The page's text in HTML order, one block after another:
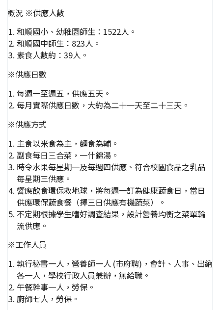
概況 ※供應人數
和順國小、幼稚園師生：1522人。
和順國中師生：823人。
素食人數約：39人。
※供應日數
每週一至週五，供應五天。
每月實際供應日數，大約為二十一天至二十三天。
※供應方式
主食以米食為主，麵食為輔。
副食每日三合菜，一什錦湯。
時令水果每星期一及每週四供應、符合校園食品之乳品
每星期三供應。
響應飲食環保救地球，將每週一訂為健康蔬食日，當日
供應環保蔬食餐（擇三日供應有機蔬菜）。
不定期根據學生嗜好調查結果，設計營養均衡之菜單輪
流供應。
※工作人員
執行秘書一人，營養師一人 (市府聘)，會計、人事、出納
各一人，學校行政人員兼辦，無給職。
午餐幹事一人，勞保。
廚師七人，勞保。